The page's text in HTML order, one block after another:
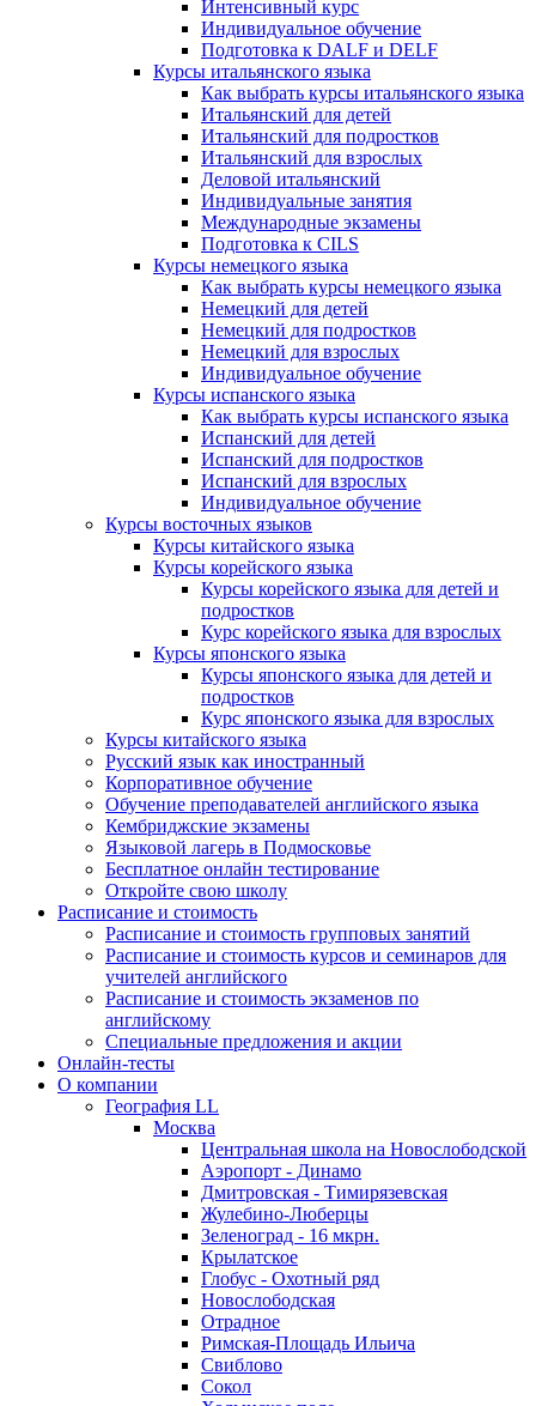
Интенсивный курс
Индивидуальное обучение
Подготовка к DALF и DELF
Курсы итальянского языка
Как выбрать курсы итальянского языка
Итальянский для детей
Итальянский для подростков
Итальянский для взрослых
Деловой итальянский
Индивидуальные занятия
Международные экзамены
Подготовка к CILS
Курсы немецкого языка
Как выбрать курсы немецкого языка
Немецкий для детей
Немецкий для подростков
Немецкий для взрослых
Индивидуальное обучение
Курсы испанского языка
Как выбрать курсы испанского языка
Испанский для детей
Испанский для подростков
Испанский для взрослых
Индивидуальное обучение
Курсы восточных языков
Курсы китайского языка
Курсы корейского языка
Курсы корейского языка для детей и
подростков
Курс корейского языка для взрослых
Курсы японского языка
Курсы японского языка для детей и
подростков
Курс японского языка для взрослых
Курсы китайского языка
Русский язык как иностранный
Корпоративное обучение
Обучение преподавателей английского языка
Кембриджские экзамены
Языковой лагерь в Подмосковье
Бесплатное онлайн тестирование
Откройте свою школу
Расписание и стоимость
Расписание и стоимость групповых занятий
Расписание и стоимость курсов и семинаров для
учителей английского
Расписание и стоимость экзаменов по
английскому
Специальные предложения и акции
Онлайн-тесты
О компании
География LL
Москва
Центральная школа на Новослободской
Аэропорт - Динамо
Дмитровская - Тимирязевская
Жулебино-Люберцы
Зеленоград - 16 мкрн.
Крылатское
Глобус - Охотный ряд
Новослободская
Отрадное
Римская-Площадь Ильича
Свиблово
Сокол